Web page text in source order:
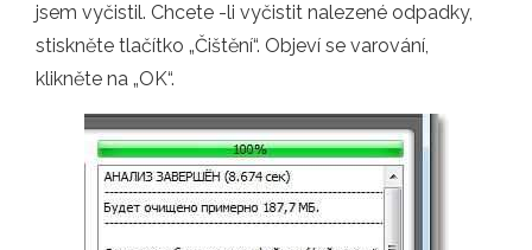
jsem vyčistil. Chcete -li vyčistit nalezené odpadky,
stiskněte tlačítko „Čištění“. Objeví se varování,
klikněte na „OK“.